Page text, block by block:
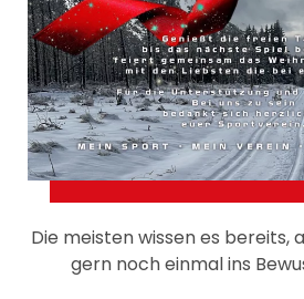
Die meisten wissen es bereits,
gern noch einmal ins